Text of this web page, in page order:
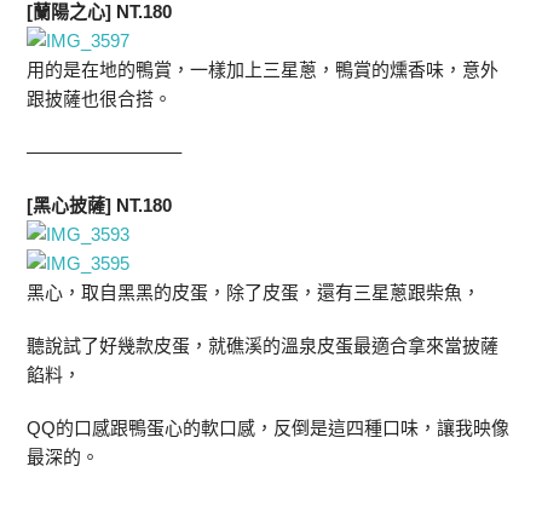
[蘭陽之心] NT.180
用的是在地的鴨賞，一樣加上三星蔥，鴨賞的燻香味，意外
跟披薩也很合搭。
————————–
[黑心披薩] NT.180
黑心，取自黑黑的皮蛋，除了皮蛋，還有三星蔥跟柴魚，
聽說試了好幾款皮蛋，就礁溪的溫泉皮蛋最適合拿來當披薩
餡料，
QQ的口感跟鴨蛋心的軟口感，反倒是這四種口味，讓我映像
最深的。